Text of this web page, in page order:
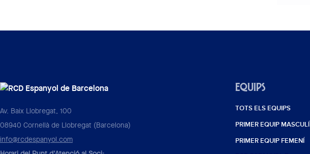
Av. Baix Llobregat, 100
08940 Cornellà de Llobregat (Barcelona)
info@rcdespanyol.com
EQUIPS
TOTS ELS EQUIPS
PRIMER EQUIP MASCULÍ
PRIMER EQUIP FEMENÍ